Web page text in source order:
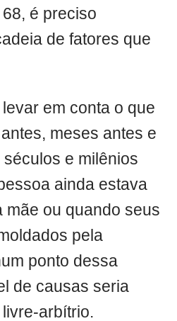
é preciso
de fatores que
em conta o que
meses antes e
e milênios
ainda estava
mãe ou quando seus
pela
ponto dessa
de causas seria
arbítrio.